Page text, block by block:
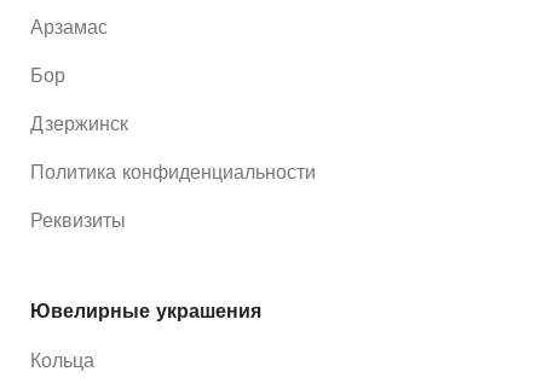
Арзамас
Бор
Дзержинск
Политика конфиденциальности
Реквизиты
Ювелирные украшения
Кольца